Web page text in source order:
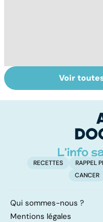
Dérèglement
hormonal : et si
Voir
RECETTES RAPPEL
CANCER
Qui sommes-nous ?
Mentions légales